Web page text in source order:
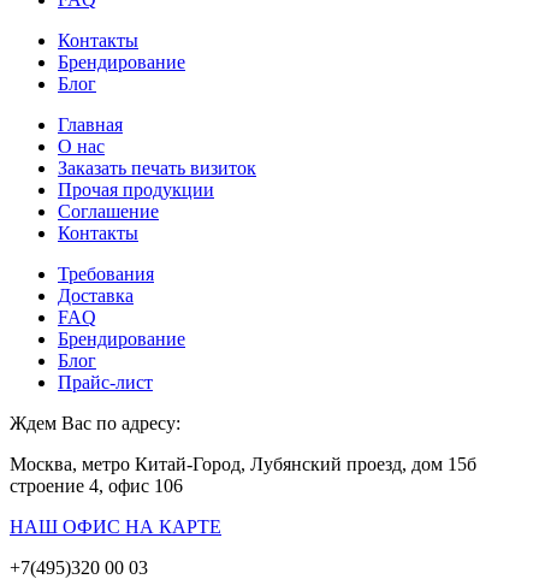
Контакты
Брендирование
Блог
Главная
О нас
Заказать печать визиток
Прочая продукции
Соглашение
Контакты
Требования
Доставка
FAQ
Брендирование
Блог
Прайс-лист
Ждем Вас по адресу:
Москва, метро Китай-Город, Лубянский проезд, дом 15б
строение 4, офис 106
НАШ ОФИС НА КАРТЕ
+7(495)320 00 03